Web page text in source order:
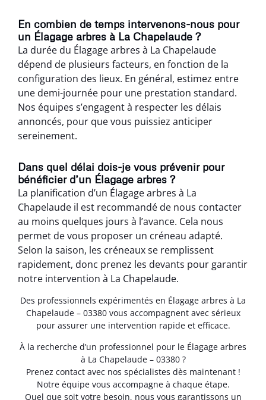
En combien de temps intervenons-nous pour
un Élagage arbres à La Chapelaude ?
La durée du Élagage arbres à La Chapelaude
dépend de plusieurs facteurs, en fonction de la
configuration des lieux. En général, estimez entre
une demi-journée pour une prestation standard.
Nos équipes s’engagent à respecter les délais
annoncés, pour que vous puissiez anticiper
sereinement.
Dans quel délai dois-je vous prévenir pour
bénéficier d’un Élagage arbres ?
La planification d’un Élagage arbres à La
Chapelaude il est recommandé de nous contacter
au moins quelques jours à l’avance. Cela nous
permet de vous proposer un créneau adapté.
Selon la saison, les créneaux se remplissent
rapidement, donc prenez les devants pour garantir
notre intervention à La Chapelaude.
Des professionnels expérimentés en Élagage arbres à La
Chapelaude – 03380 vous accompagnent avec sérieux
pour assurer une intervention rapide et efficace.
À la recherche d’un professionnel pour le Élagage arbres
à La Chapelaude – 03380 ?
Prenez contact avec nos spécialistes dès maintenant !
Notre équipe vous accompagne à chaque étape.
Quel que soit votre besoin, nous vous garantissons un